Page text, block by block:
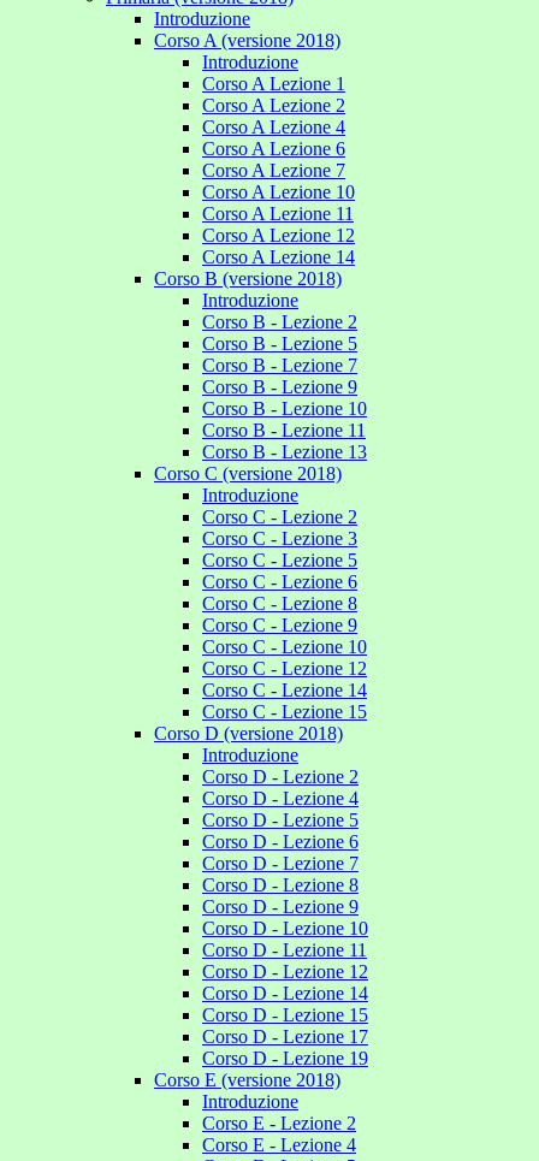
Introduzione
Corso A (versione 2018)
Introduzione
Corso A Lezione 1
Corso A Lezione 2
Corso A Lezione 4
Corso A Lezione 6
Corso A Lezione 7
Corso A Lezione 10
Corso A Lezione 11
Corso A Lezione 12
Corso A Lezione 14
Corso B (versione 2018)
Introduzione
Corso B - Lezione 2
Corso B - Lezione 5
Corso B - Lezione 7
Corso B - Lezione 9
Corso B - Lezione 10
Corso B - Lezione 11
Corso B - Lezione 13
Corso C (versione 2018)
Introduzione
Corso C - Lezione 2
Corso C - Lezione 3
Corso C - Lezione 5
Corso C - Lezione 6
Corso C - Lezione 8
Corso C - Lezione 9
Corso C - Lezione 10
Corso C - Lezione 12
Corso C - Lezione 14
Corso C - Lezione 15
Corso D (versione 2018)
Introduzione
Corso D - Lezione 2
Corso D - Lezione 4
Corso D - Lezione 5
Corso D - Lezione 6
Corso D - Lezione 7
Corso D - Lezione 8
Corso D - Lezione 9
Corso D - Lezione 10
Corso D - Lezione 11
Corso D - Lezione 12
Corso D - Lezione 14
Corso D - Lezione 15
Corso D - Lezione 17
Corso D - Lezione 19
Corso E (versione 2018)
Introduzione
Corso E - Lezione 2
Corso E - Lezione 4